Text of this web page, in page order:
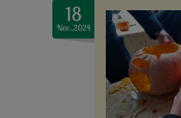
18
Nov..2024